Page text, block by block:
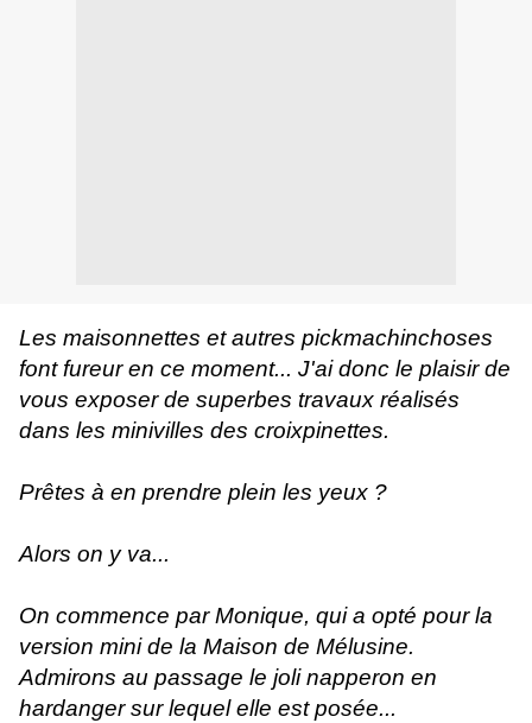
Les maisonnettes et autres pickmachinchoses
font fureur en ce moment... J'ai donc le plaisir de
vous exposer de superbes travaux réalisés
dans les minivilles des croixpinettes.
Prêtes à en prendre plein les yeux ?
Alors on y va...
On commence par Monique, qui a opté pour la
version mini de la Maison de Mélusine.
Admirons au passage le joli napperon en
hardanger sur lequel elle est posée...